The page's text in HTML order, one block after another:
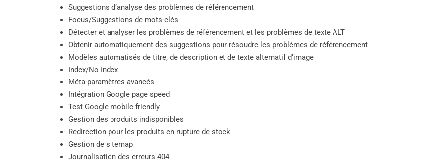
Suggestions d’analyse des problèmes de référencement
Focus/Suggestions de mots-clés
Détecter et analyser les problèmes de référencement et les problèmes de texte ALT
Obtenir automatiquement des suggestions pour résoudre les problèmes de référencement
Modèles automatisés de titre, de description et de texte alternatif d’image
Index/No Index
Méta-paramètres avancés
Intégration Google page speed
Test Google mobile friendly
Gestion des produits indisponibles
Redirection pour les produits en rupture de stock
Gestion de sitemap
Journalisation des erreurs 404